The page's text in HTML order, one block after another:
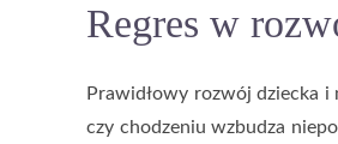
Regres w
Prawidłowy rozwój dziecka
czy chodzeniu wzbudza